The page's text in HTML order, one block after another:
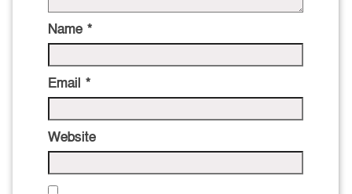
Name *
Email *
Website